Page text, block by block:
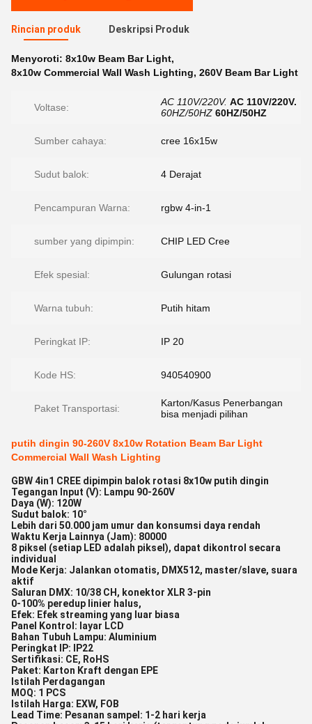
Rincian produk Deskripsi Produk
Menyoroti: 8x10w Beam Bar Light,
8x10w Commercial Wall Wash Lighting, 260V Beam Bar Light
Voltase: AC 110V/220V. AC 110V/220V.
60HZ/50HZ 60HZ/50HZ
Sumber cahaya: cree 16x15w
Sudut balok: 4 Derajat
Pencampuran Warna: rgbw 4-in-1
sumber yang dipimpin: CHIP LED Cree
Efek spesial: Gulungan rotasi
Warna tubuh: Putih hitam
Peringkat IP: IP 20
Kode HS: 940540900
Paket Transportasi:
Karton/Kasus Penerbangan
bisa menjadi pilihan
putih dingin 90-260V 8x10w Rotation Beam Bar Light
Commercial Wall Wash Lighting
GBW 4in1 CREE dipimpin balok rotasi 8x10w putih dingin
Tegangan Input (V): Lampu 90-260V
Daya (W): 120W
Sudut balok: 10°
Lebih dari 50.000 jam umur dan konsumsi daya rendah
Waktu Kerja Lainnya (Jam): 80000
8 piksel (setiap LED adalah piksel), dapat dikontrol secara
individual
Mode Kerja: Jalankan otomatis, DMX512, master/slave, suara
aktif
Saluran DMX: 10/38 CH, konektor XLR 3-pin
0-100% peredup linier halus,
Efek: Efek streaming yang luar biasa
Panel Kontrol: layar LCD
Bahan Tubuh Lampu: Aluminium
Peringkat IP: IP22
Sertifikasi: CE, RoHS
Paket: Karton Kraft dengan EPE
Istilah Perdagangan
MOQ: 1 PCS
Istilah Harga: EXW, FOB
Lead Time: Pesanan sampel: 1-2 hari kerja